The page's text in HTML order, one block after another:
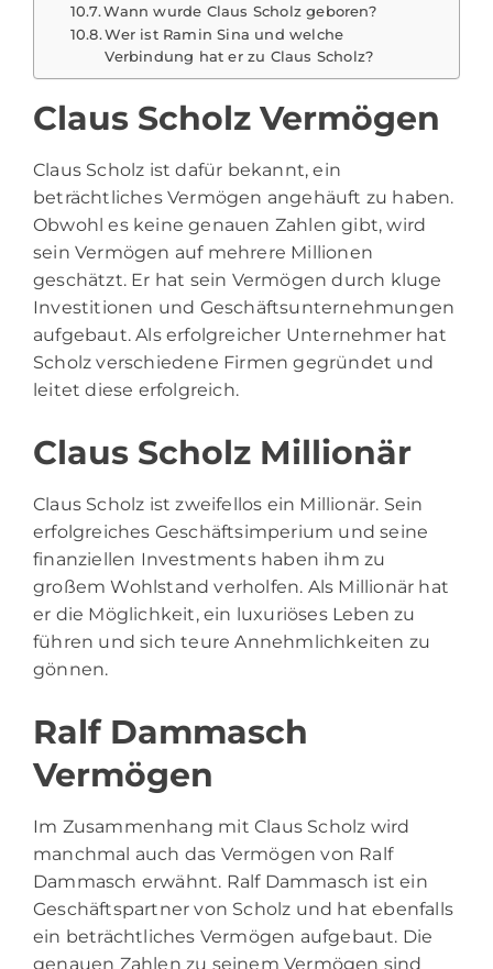
Wann wurde Claus Scholz geboren?
Wer ist Ramin Sina und welche
Verbindung hat er zu Claus Scholz?
Claus Scholz Vermögen
Claus Scholz ist dafür bekannt, ein
beträchtliches Vermögen angehäuft zu haben.
Obwohl es keine genauen Zahlen gibt, wird
sein Vermögen auf mehrere Millionen
geschätzt. Er hat sein Vermögen durch kluge
Investitionen und Geschäftsunternehmungen
aufgebaut. Als erfolgreicher Unternehmer hat
Scholz verschiedene Firmen gegründet und
leitet diese erfolgreich.
Claus Scholz Millionär
Claus Scholz ist zweifellos ein Millionär. Sein
erfolgreiches Geschäftsimperium und seine
finanziellen Investments haben ihm zu
großem Wohlstand verholfen. Als Millionär hat
er die Möglichkeit, ein luxuriöses Leben zu
führen und sich teure Annehmlichkeiten zu
gönnen.
Ralf Dammasch
Vermögen
Im Zusammenhang mit Claus Scholz wird
manchmal auch das Vermögen von Ralf
Dammasch erwähnt. Ralf Dammasch ist ein
Geschäftspartner von Scholz und hat ebenfalls
ein beträchtliches Vermögen aufgebaut. Die
genauen Zahlen zu seinem Vermögen sind